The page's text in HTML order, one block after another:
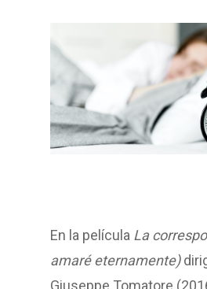
En la película La
amaré eternamente)
Giuseppe Tomatore